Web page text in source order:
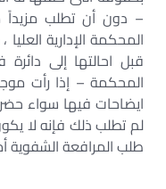
– دون أن تطلب مزيداً
المحكمة الإدارية
قبل احالتها إلى
المحكمة – إذا رأت
ايضاحات فيها سواء
لم تطلب ذلك فإنه لا
طلب المرافعة الشفوية